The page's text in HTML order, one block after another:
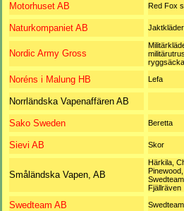
Motorhuset AB Red Fox
Naturkompaniet AB Jaktkläder
Nordic Army Gross
Noréns i Malung HB Lefa
Norrländska Vapenaffären AB
Sako Sweden Beretta
Sievi AB Skor
Småländska Vapen, AB
Härkila,
Pinewood,
Fjällräven
Swedteam AB Swedteam